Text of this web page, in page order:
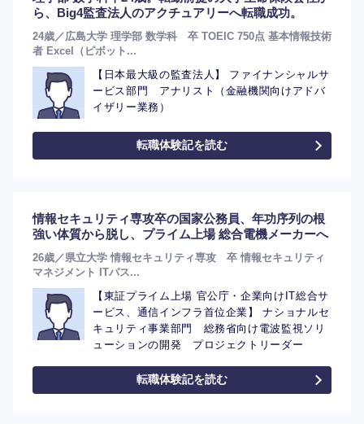
選択する
選択する
選択する
選択する
ら、Big4監査法人のアクチュアリーへ転職成功。
24歳／広島大学 理学部 数学科 卒 TOEIC 750点 基本情報技術
者 Excel（ピボット...
【日本最大級の監査法人】 ファイナンシャルサ
ービス部門 アナリスト（金融機関向けアドバ
イザリー業務）
転職体験記を読む
情報セキュリティ専攻卒の国家公務員、年功序列の根
強い体質から脱し、プライム上場 総合電機メーカーへ
26歳／県立大学 情報セキュリティ専攻 卒 情報セキュリティ
マネジメント ITパス...
【東証プライム上場 官公庁・企業向けIT総合サ
ービス、通信インフラ首位企業】 ナショナルセ
キュリティ事業部門 総務省向け電波監視ソリ
ューションの開発 プロジェクトリーダー
転職体験記を読む